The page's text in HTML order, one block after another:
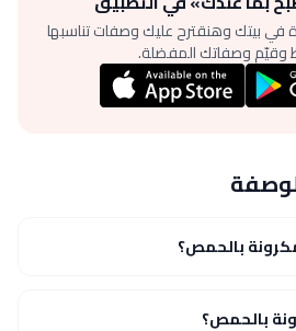
في بيتك وهنقترح عليك وصفات تناسبها
وصفاتك المفضلة.
بالحمص؟
بالحمص؟